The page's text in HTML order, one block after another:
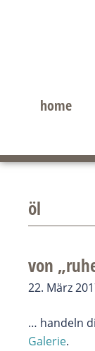
home
öl
von
22. März
… handeln
Galerie.